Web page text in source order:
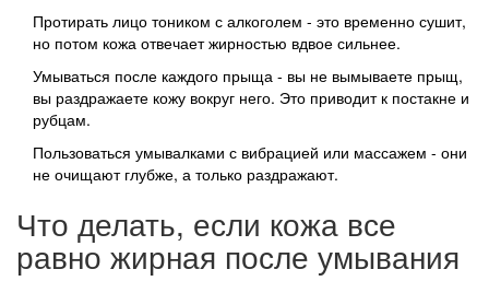
Протирать лицо тоником с алкоголем - это временно сушит,
но потом кожа отвечает жирностью вдвое сильнее.
Умываться после каждого прыща - вы не вымываете прыщ,
вы раздражаете кожу вокруг него. Это приводит к постакне и
рубцам.
Пользоваться умывалками с вибрацией или массажем - они
не очищают глубже, а только раздражают.
Что делать, если кожа все
равно жирная после умывания